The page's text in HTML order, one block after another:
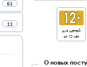
61
11
для детей
от 12 лет
О новых